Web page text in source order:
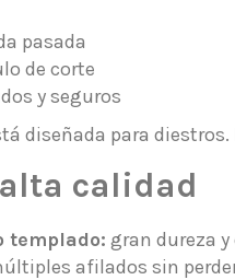
pasada
de corte
y seguros
diseñada para
calidad
templado: gran dureza
afilados sin